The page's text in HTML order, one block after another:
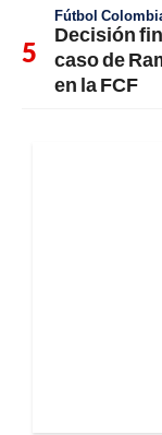
Fútbol
Decisión
caso de
en la FCF